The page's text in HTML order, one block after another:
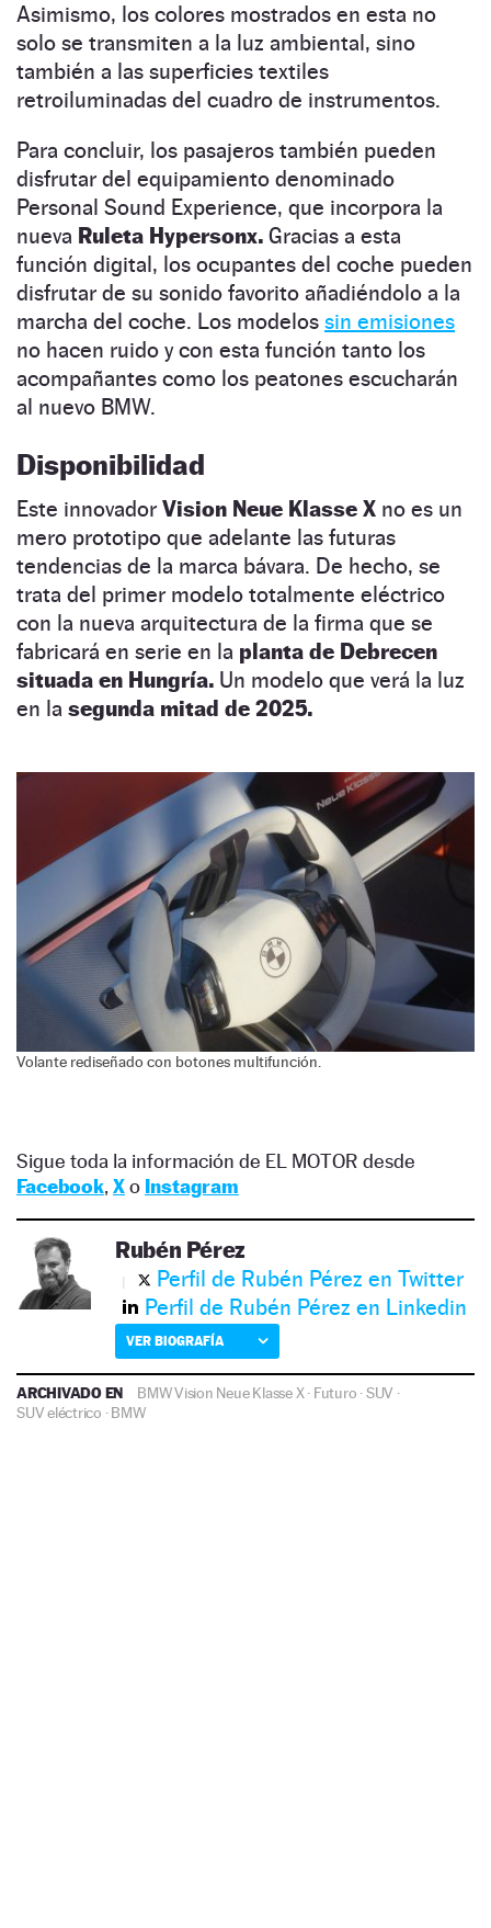
Asimismo, los colores mostrados en esta no
solo se transmiten a la luz ambiental, sino
también a las superficies textiles
retroiluminadas del cuadro de instrumentos.
Para concluir, los pasajeros también pueden
disfrutar del equipamiento denominado
Personal Sound Experience, que incorpora la
nueva Ruleta Hypersonx. Gracias a esta
función digital, los ocupantes del coche pueden
disfrutar de su sonido favorito añadiéndolo a la
marcha del coche. Los modelos sin emisiones
no hacen ruido y con esta función tanto los
acompañantes como los peatones escucharán
al nuevo BMW.
Disponibilidad
Este innovador Vision Neue Klasse X no es un
mero prototipo que adelante las futuras
tendencias de la marca bávara. De hecho, se
trata del primer modelo totalmente eléctrico
con la nueva arquitectura de la firma que se
fabricará en serie en la planta de Debrecen
situada en Hungría. Un modelo que verá la luz
en la segunda mitad de 2025.
Volante rediseñado con botones multifunción.
Sigue toda la información de EL MOTOR desde
Facebook, Xo Instagram
Rubén Pérez
Perfil de Rubén Pérez en Twitter
Perfil de Rubén Pérez en Linkedin
VER BIOGRAFÍA
ARCHIVADO EN BMW Vision Neue Klasse X· Futuro ·SUV ·
SUV eléctrico ·BMW